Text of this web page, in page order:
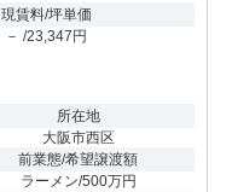
現賃料/坪単価
－ /23,347円
所在地
大阪市西区
前業態/希望譲渡額
ラーメン/500万円